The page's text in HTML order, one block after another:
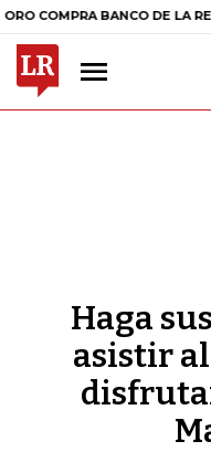
BANCO DE LA REPÚBLICA
Haga
asistir